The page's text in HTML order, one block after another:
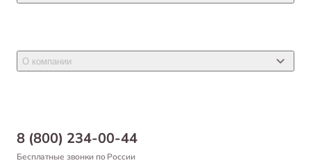
8 (800) 234-00-44
Бесплатные звонки по России
Товары для птиц
Новости
Самовывоз
Оформление заказа
О компании
Благотворительный фонд